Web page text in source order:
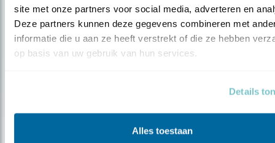
site met onze partners voor social media, adverteren en
Deze partners kunnen deze gegevens combineren met
informatie die u aan ze heeft verstrekt of die ze hebben
op basis van uw gebruik van hun services.
Details
Alles toestaan
Door Ellis Samsom